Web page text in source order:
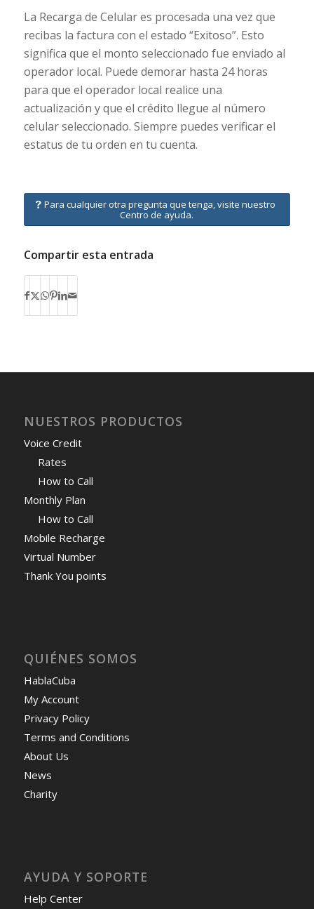
La Recarga de Celular es procesada una vez que
recibas la factura con el estado “Exitoso”. Esto
significa que el monto seleccionado fue enviado al
operador local. Puede demorar hasta 24 horas
para que el operador local realice una
actualización y que el crédito llegue al número
celular seleccionado. Siempre puedes verificar el
estatus de tu orden en tu cuenta.
Para cualquier otra pregunta que tenga, visite nuestro
Centro de ayuda.
Compartir esta entrada
NUESTROS PRODUCTOS
Voice Credit
Rates
How to Call
Monthly Plan
How to Call
Mobile Recharge
Virtual Number
Thank You points
QUIÉNES SOMOS
HablaCuba
My Account
Privacy Policy
Terms and Conditions
About Us
News
Charity
AYUDA Y SOPORTE
Help Center